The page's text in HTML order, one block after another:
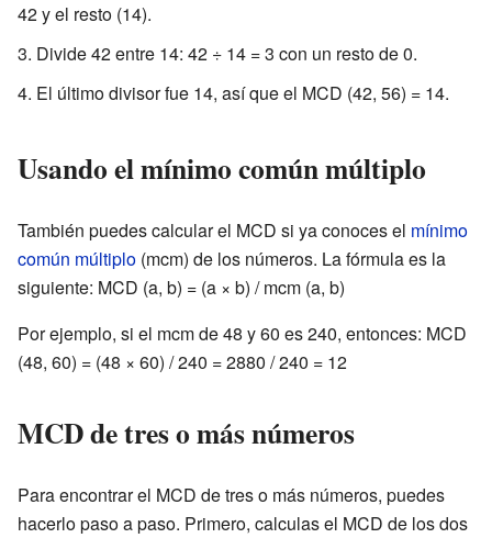
42 y el resto (14).
Divide 42 entre 14: 42 ÷ 14 = 3 con un resto de 0.
El último divisor fue 14, así que el MCD (42, 56) = 14.
Usando el mínimo común múltiplo
También puedes calcular el MCD si ya conoces el mínimo
común múltiplo (mcm) de los números. La fórmula es la
siguiente: MCD (a, b) = (a × b) / mcm (a, b)
Por ejemplo, si el mcm de 48 y 60 es 240, entonces: MCD
(48, 60) = (48 × 60) / 240 = 2880 / 240 = 12
MCD de tres o más números
Para encontrar el MCD de tres o más números, puedes
hacerlo paso a paso. Primero, calculas el MCD de los dos